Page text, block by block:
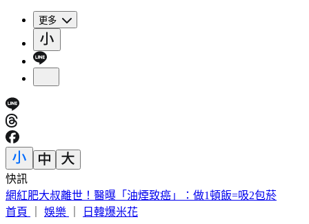
更多
快訊
拜票突遭恐怖攻擊！台中里長被潑糞叫囂 請託不成竟酒後
發飆